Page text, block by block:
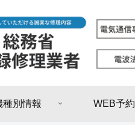
種別情報 WEB予約